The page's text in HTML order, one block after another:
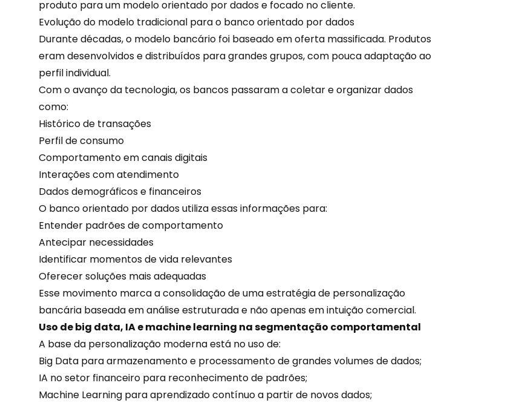
produto para um modelo orientado por dados e focado no cliente.
Evolução do modelo tradicional para o banco orientado por dados
Durante décadas, o modelo bancário foi baseado em oferta massificada. Produtos
eram desenvolvidos e distribuídos para grandes grupos, com pouca adaptação ao
perfil individual.
Com o avanço da tecnologia, os bancos passaram a coletar e organizar dados
como:
Histórico de transações
Perfil de consumo
Comportamento em canais digitais
Interações com atendimento
Dados demográficos e financeiros
O banco orientado por dados utiliza essas informações para:
Entender padrões decomportamento
Antecipar necessidades
Identificar momentos de vida relevantes
Oferecer soluções mais adequadas
Esse movimento marca a consolidação de uma estratégia de personalização
bancária baseada em análise estruturada e não apenas em intuição comercial.
Uso de big data, IA e machine learning na segmentação comportamental
A base da personalização moderna está no uso de:
Big Data para armazenamento e processamento de grandes volumes de dados;
IA no setor financeiro para reconhecimento de padrões;
Machine Learning para aprendizado contínuo a partir de novos dados;